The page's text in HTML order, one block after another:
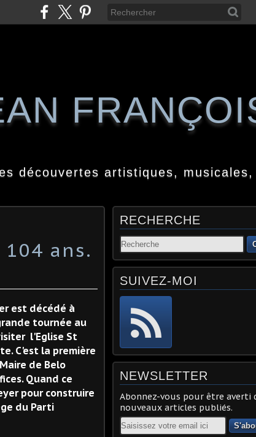
découvertes artistiques, musicales,
ans.
est décédé à
tournée au
l'Eglise St
C'est la première
de Belo
Quand ce
pour construire
du Parti
RECHERCHE
SUIVEZ-MOI
NEWSLETTER
Abonnez-vous pour être averti
nouveaux articles publiés.
Email